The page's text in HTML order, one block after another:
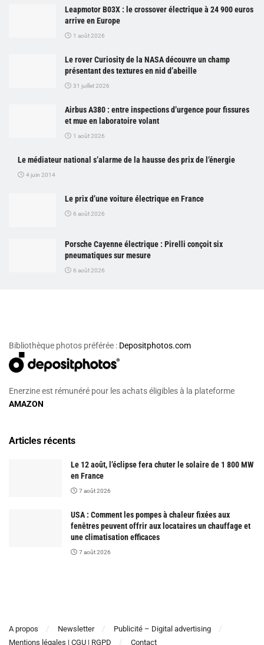
Leapmotor B03X : le crossover électrique à 24 900 euros
arrive en Europe
1 août 2026
Le rover Curiosity de la NASA découvre un champ
présentant des textures en nid d’abeille
31 juillet 2026
Airbus A380 : entre inspections d’urgence pour fissures
et mue en laboratoire volant
1 août 2026
Le médiateur national s’alarme de la hausse des prix de l’énergie
4 juin 2014
Le prix d’une voiture électrique en France
6 août 2026
Porsche Cayenne électrique : Pirelli conçoit six
pneumatiques sur mesure
6 août 2026
Bibliothèque photos préférée : Depositphotos.com
Enerzine est rémunéré pour les achats éligibles à la plateforme
AMAZON
Articles récents
Le 12 août, l’éclipse fera chuter le solaire de 1 800 MW
en France
7 août 2026
USA : Comment les pompes à chaleur fixées aux
fenêtres peuvent offrir aux locataires un chauffage et
une climatisation efficaces
7 août 2026
A propos Newsletter
Publicité – Digital advertising
Mentions légales | CGU | RGPD
Contact